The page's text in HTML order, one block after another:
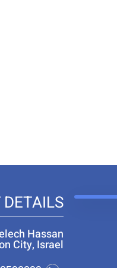
Hassan
City, Israel